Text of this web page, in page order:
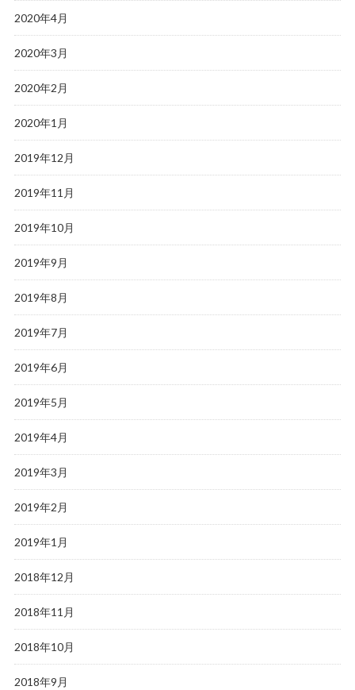
2020年4月
2020年3月
2020年2月
2020年1月
2019年12月
2019年11月
2019年10月
2019年9月
2019年8月
2019年7月
2019年6月
2019年5月
2019年4月
2019年3月
2019年2月
2019年1月
2018年12月
2018年11月
2018年10月
2018年9月